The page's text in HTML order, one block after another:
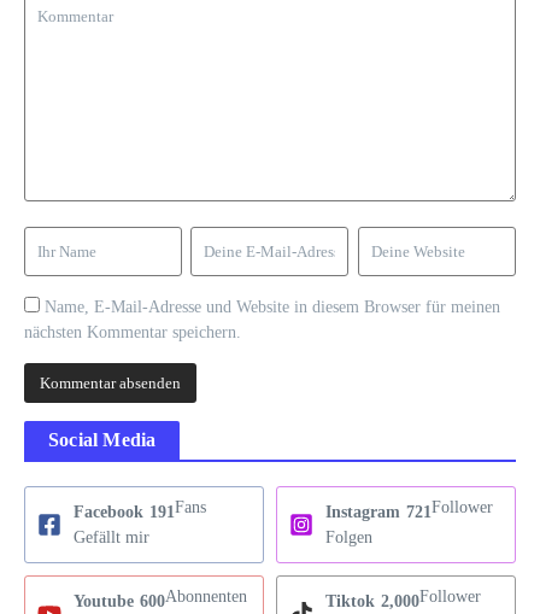
Name, E-Mail-Adresse und Website in diesem Browser für meinen
nächsten Kommentar speichern.
Social Media
Facebook 191Fans
Gefällt mir
Instagram 721Follower
Folgen
Youtube 600Abonnenten
Tiktok 2,000Follower